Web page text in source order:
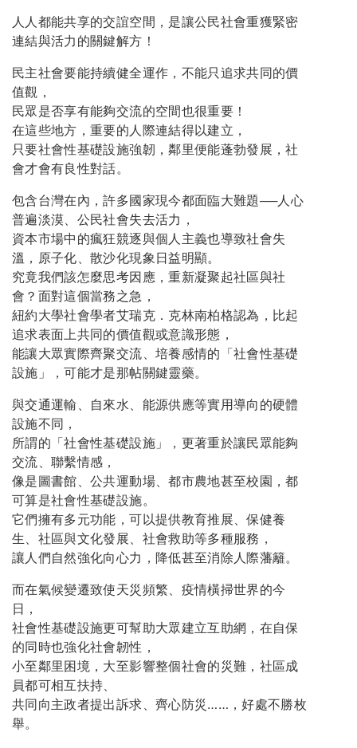
人人都能共享的交誼空間，是讓公民社會重獲緊密
連結與活力的關鍵解方！
民主社會要能持續健全運作，不能只追求共同的價
值觀，
民眾是否享有能夠交流的空間也很重要！
在這些地方，重要的人際連結得以建立，
只要社會性基礎設施強韌，鄰里便能蓬勃發展，社
會才會有良性對話。
包含台灣在內，許多國家現今都面臨大難題──人心
普遍淡漠、公民社會失去活力，
資本市場中的瘋狂競逐與個人主義也導致社會失
溫，原子化、散沙化現象日益明顯。
究竟我們該怎麼思考因應，重新凝聚起社區與社
會？面對這個當務之急，
紐約大學社會學者艾瑞克．克林南柏格認為，比起
追求表面上共同的價值觀或意識形態，
能讓大眾實際齊聚交流、培養感情的「社會性基礎
設施」，可能才是那帖關鍵靈藥。
與交通運輸、自來水、能源供應等實用導向的硬體
設施不同，
所謂的「社會性基礎設施」，更著重於讓民眾能夠
交流、聯繫情感，
像是圖書館、公共運動場、都市農地甚至校園，都
可算是社會性基礎設施。
它們擁有多元功能，可以提供教育推展、保健養
生、社區與文化發展、社會救助等多種服務，
讓人們自然強化向心力，降低甚至消除人際藩籬。
而在氣候變遷致使天災頻繁、疫情橫掃世界的今
日，
社會性基礎設施更可幫助大眾建立互助網，在自保
的同時也強化社會韌性，
小至鄰里困境，大至影響整個社會的災難，社區成
員都可相互扶持、
共同向主政者提出訴求、齊心防災……，好處不勝枚
舉。